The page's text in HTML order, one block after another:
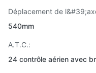
Déplacement de
540mm
A.T.C.:
24 contrôle aérien avec